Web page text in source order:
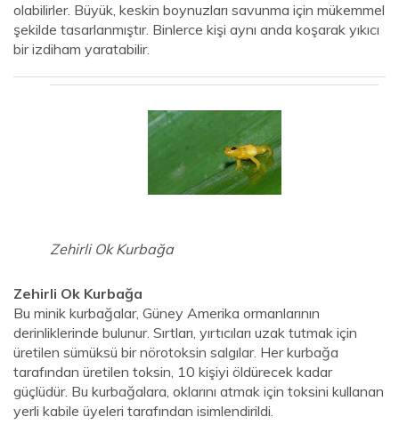
olabilirler. Büyük, keskin boynuzları savunma için mükemmel
şekilde tasarlanmıştır. Binlerce kişi aynı anda koşarak yıkıcı
bir izdiham yaratabilir.
Zehirli Ok Kurbağa
Zehirli Ok Kurbağa
Bu minik kurbağalar, Güney Amerika ormanlarının
derinliklerinde bulunur. Sırtları, yırtıcıları uzak tutmak için
üretilen sümüksü bir nörotoksin salgılar. Her kurbağa
tarafından üretilen toksin, 10 kişiyi öldürecek kadar
güçlüdür. Bu kurbağalara, oklarını atmak için toksini kullanan
yerli kabile üyeleri tarafından isimlendirildi.